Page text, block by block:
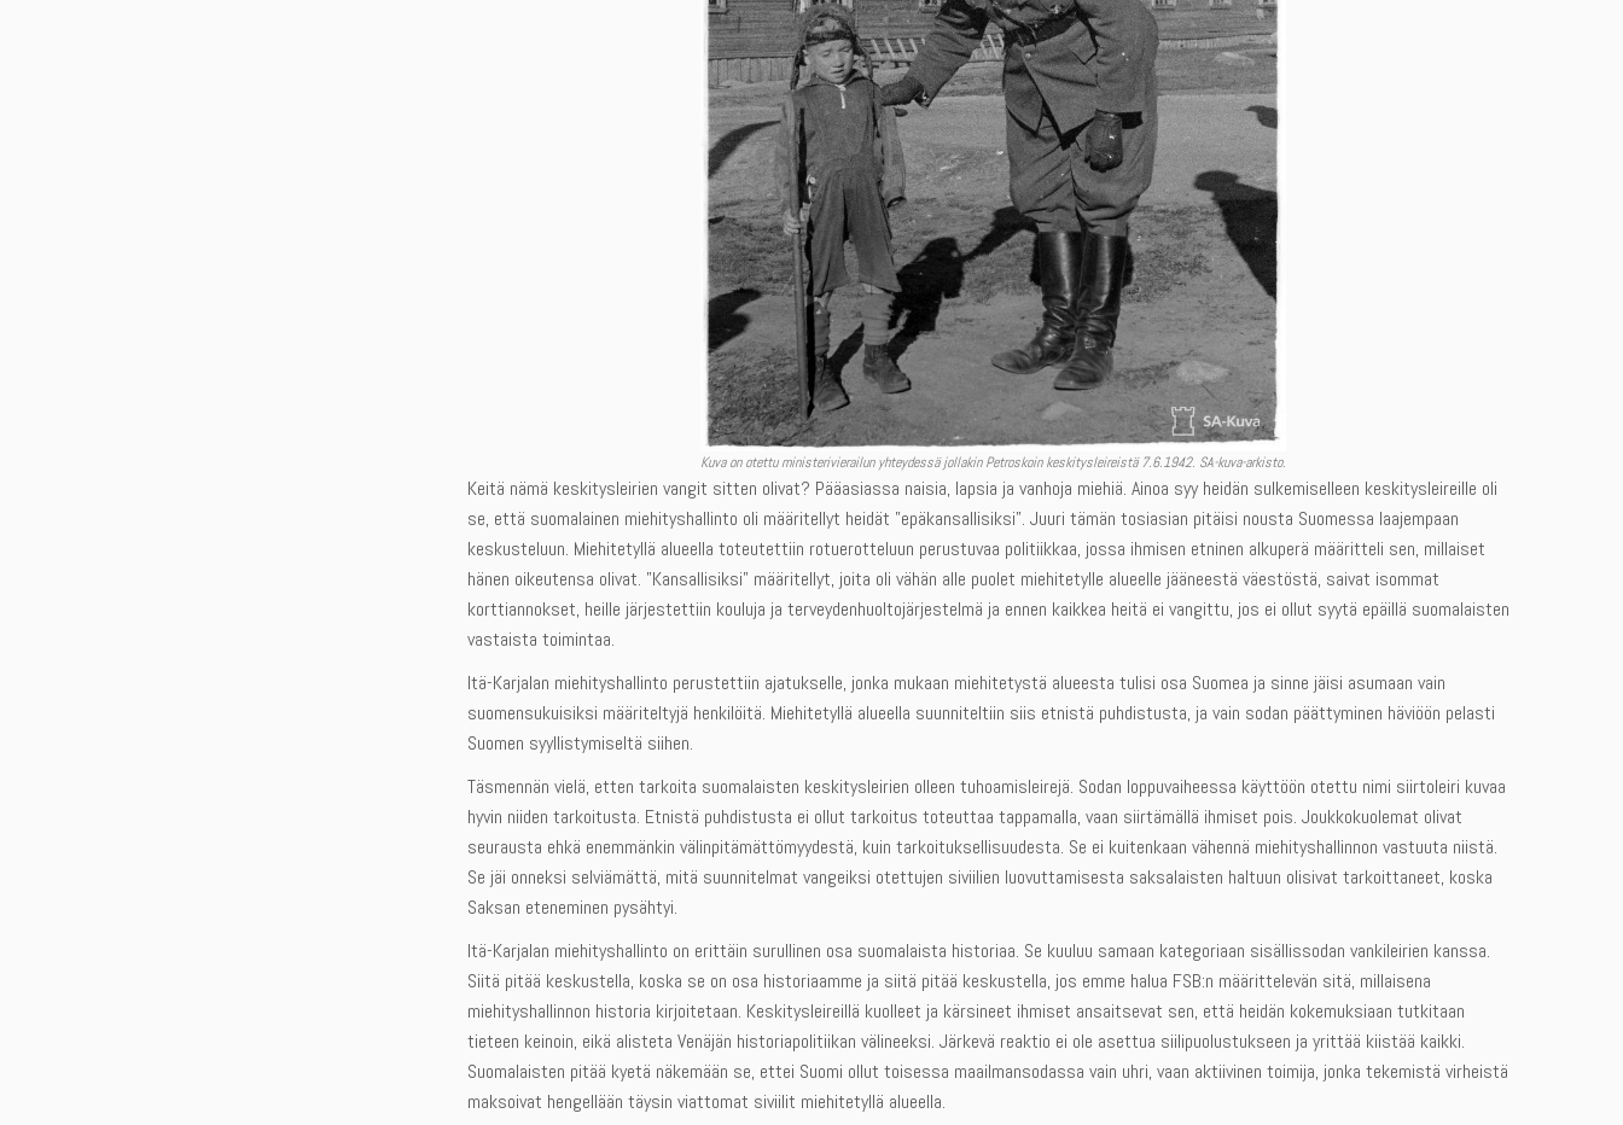
Kuva on otettu ministerivierailun yhteydessä jollakin Petroskoin keskitysleireistä 7.6.1942. SA-kuva-arkisto.
Keitä nämä keskitysleirien vangit sitten olivat? Pääasiassa naisia, lapsia ja vanhoja miehiä. Ainoa syy heidän sulkemiselleen keskitysleireille oli
se, että suomalainen miehityshallinto oli määritellyt heidät ”epäkansallisiksi”. Juuri tämän tosiasian pitäisi nousta Suomessa laajempaan
keskusteluun. Miehitetyllä alueella toteutettiin rotuerotteluun perustuvaa politiikkaa, jossa ihmisen etninen alkuperä määritteli sen, millaiset
hänen oikeutensa olivat. ”Kansallisiksi” määritellyt, joita oli vähän alle puolet miehitetylle alueelle jääneestä väestöstä, saivat isommat
korttiannokset, heille järjestettiin kouluja ja terveydenhuoltojärjestelmä ja ennen kaikkea heitä ei vangittu, jos ei ollut syytä epäillä suomalaisten
vastaista toimintaa.
Itä-Karjalan miehityshallinto perustettiin ajatukselle, jonka mukaan miehitetystä alueesta tulisi osa Suomea ja sinne jäisi asumaan vain
suomensukuisiksi määriteltyjä henkilöitä. Miehitetyllä alueella suunniteltiin siis etnistä puhdistusta, ja vain sodan päättyminen häviöön pelasti
Suomen syyllistymiseltä siihen.
Täsmennän vielä, etten tarkoita suomalaisten keskitysleirien olleen tuhoamisleirejä. Sodan loppuvaiheessa käyttöön otettu nimi siirtoleiri kuvaa
hyvin niiden tarkoitusta. Etnistä puhdistusta ei ollut tarkoitus toteuttaa tappamalla, vaan siirtämällä ihmiset pois. Joukkokuolemat olivat
seurausta ehkä enemmänkin välinpitämättömyydestä, kuin tarkoituksellisuudesta. Se ei kuitenkaan vähennä miehityshallinnon vastuuta niistä.
Se jäi onneksi selviämättä, mitä suunnitelmat vangeiksi otettujen siviilien luovuttamisesta saksalaisten haltuun olisivat tarkoittaneet, koska
Saksan eteneminen pysähtyi.
Itä-Karjalan miehityshallinto on erittäin surullinen osa suomalaista historiaa. Se kuuluu samaan kategoriaan sisällissodan vankileirien kanssa.
Siitä pitää keskustella, koska se on osa historiaamme ja siitä pitää keskustella, jos emme halua FSB:n määrittelevän sitä, millaisena
miehityshallinnon historia kirjoitetaan. Keskitysleireillä kuolleet ja kärsineet ihmiset ansaitsevat sen, että heidän kokemuksiaan tutkitaan
tieteen keinoin, eikä alisteta Venäjän historiapolitiikan välineeksi. Järkevä reaktio ei ole asettua siilipuolustukseen ja yrittää kiistää kaikki.
Suomalaisten pitää kyetä näkemään se, ettei Suomi ollut toisessa maailmansodassa vain uhri, vaan aktiivinen toimija, jonka tekemistä virheistä
maksoivat hengellään täysin viattomat siviilit miehitetyllä alueella.